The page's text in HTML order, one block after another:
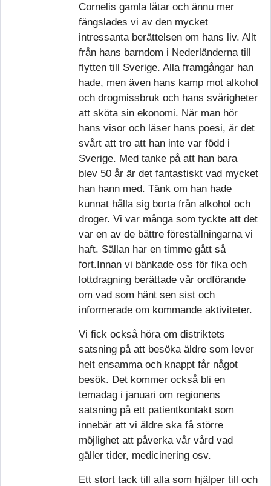
Cornelis gamla låtar och ännu mer
fängslades vi av den mycket
intressanta berättelsen om hans liv. Allt
från hans barndom i Nederländerna till
flytten till Sverige. Alla framgångar han
hade, men även hans kamp mot alkohol
och drogmissbruk och hans svårigheter
att sköta sin ekonomi. När man hör
hans visor och läser hans poesi, är det
svårt att tro att han inte var född i
Sverige. Med tanke på att han bara
blev 50 år är det fantastiskt vad mycket
han hann med. Tänk om han hade
kunnat hålla sig borta från alkohol och
droger. Vi var många som tyckte att det
var en av de bättre föreställningarna vi
haft. Sällan har en timme gått så
fort.Innan vi bänkade oss för fika och
lottdragning berättade vår ordförande
om vad som hänt sen sist och
informerade om kommande aktiviteter.
Vi fick också höra om distriktets
satsning på att besöka äldre som lever
helt ensamma och knappt får något
besök. Det kommer också bli en
temadag i januari om regionens
satsning på ett patientkontakt som
innebär att vi äldre ska få större
möjlighet att påverka vår vård vad
gäller tider, medicinering osv.
Ett stort tack till alla som hjälper till och